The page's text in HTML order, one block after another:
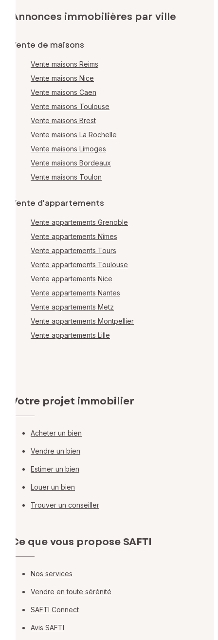
Annonces immobilières par ville
Vente de maisons
Vente maisons Reims
Vente maisons Nice
Vente maisons Caen
Vente maisons Toulouse
Vente maisons Brest
Vente maisons La Rochelle
Vente maisons Limoges
Vente maisons Bordeaux
Vente maisons Toulon
Vente d'appartements
Vente appartements Grenoble
Vente appartements Nîmes
Vente appartements Tours
Vente appartements Toulouse
Vente appartements Nice
Vente appartements Nantes
Vente appartements Metz
Vente appartements Montpellier
Vente appartements Lille
Votre projet immobilier
Acheter un bien
Vendre un bien
Estimer un bien
Louer un bien
Trouver un conseiller
Ce que vous propose SAFTI
Nos services
Vendre en toute sérénité
SAFTI Connect
Avis SAFTI